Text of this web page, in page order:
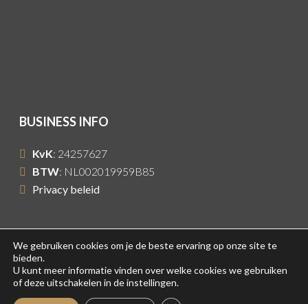
BUSINESS INFO
KvK: 24257627
BTW: NL002019959B85
Privacy beleid
© 2022 - Century Time Built byWPMeer
We gebruiken cookies om je de beste ervaring op onze site te
bieden.
U kunt meer informatie vinden over welke cookies we gebruiken
of deze uitschakelen in de instellingen.